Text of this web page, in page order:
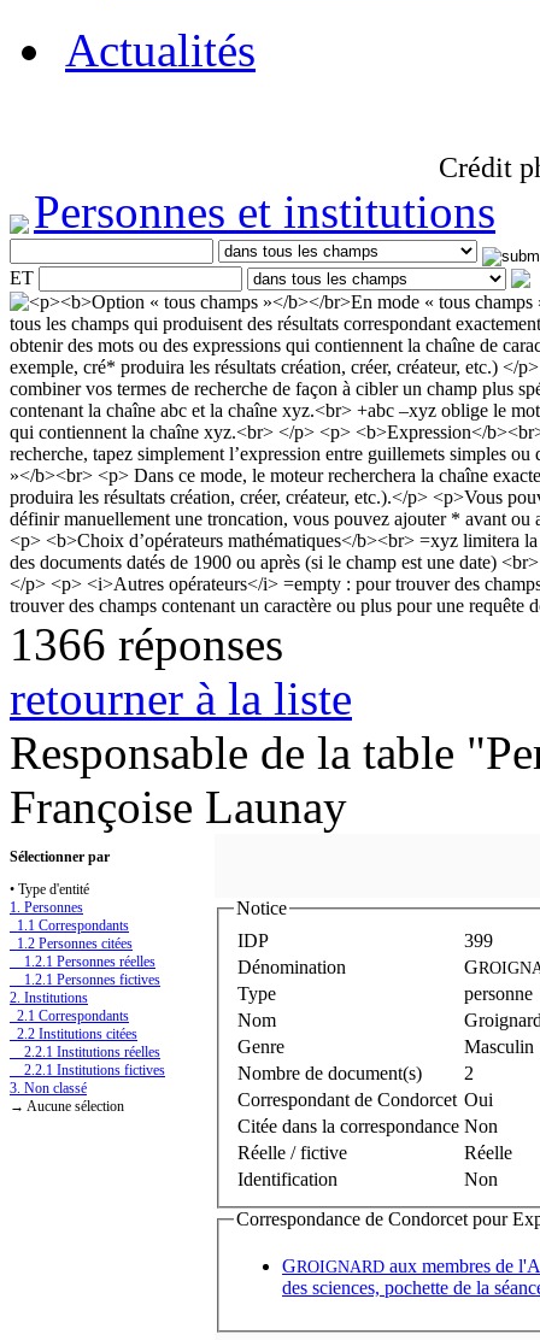
Actualités
Crédit
Personnes et institutions
ET
1366 réponses
retourner à la liste
Responsable de la table
Françoise Launay
Sélectionner par
• Type d'entité
1. Personnes
1.1 Correspondants
1.2 Personnes citées
1.2.1 Personnes réelles
1.2.1 Personnes fictives
2. Institutions
2.1 Correspondants
2.2 Institutions citées
2.2.1 Institutions réelles
2.2.1 Institutions fictives
3. Non classé
→ Aucune sélection
Notice
IDP
399
Dénomination
G
Type
personne
Nom
Genre
Masculin
Nombre de document(s)
2
Correspondant de Condorcet Oui
Citée dans la correspondance Non
Réelle / fictive
Réelle
Identification
Non
Correspondance de Condorcet pour
GROIGNARD
aux membres
des sciences, pochette de la